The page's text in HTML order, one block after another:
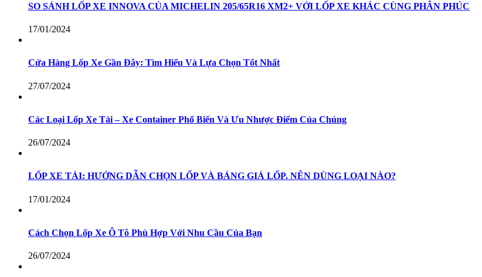
SO SÁNH LỐP XE INNOVA CỦA MICHELIN 205/65R16 XM2+ VỚI LỐP XE KHÁC CÙNG PHÂN PHÚC
17/01/2024
Cửa Hàng Lốp Xe Gần Đây: Tìm Hiểu Và Lựa Chọn Tốt Nhất
27/07/2024
Các Loại Lốp Xe Tải – Xe Container Phổ Biến Và Ưu Nhược Điểm Của Chúng
26/07/2024
LỐP XE TẢI: HƯỚNG DẪN CHỌN LỐP VÀ BẢNG GIÁ LỐP. NÊN DÙNG LOẠI NÀO?
17/01/2024
Cách Chọn Lốp Xe Ô Tô Phù Hợp Với Nhu Cầu Của Bạn
26/07/2024